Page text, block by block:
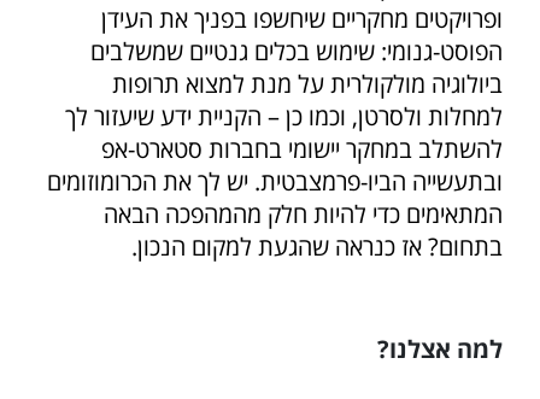
ופרויקטים מחקריים שיחשפו בפניך את העידן
הפוסט-גנומי: שימוש בכלים גנטיים שמשלבים
ביולוגיה מולקולרית על מנת למצוא תרופות
למחלות ולסרטן, וכמו כן – הקניית ידע שיעזור לך
להשתלב במחקר יישומי בחברות סטארט-אפ
ובתעשייה הביו-פרמצבטית. יש לך את הכרומוזומים
המתאימים כדי להיות חלק מהמהפכה הבאה
בתחום? אז כנראה שהגעת למקום הנכון.
למה אצלנו?